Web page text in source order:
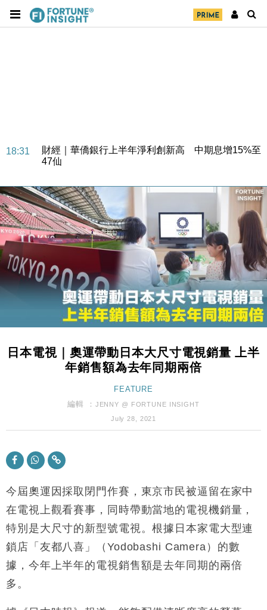
18:31
財經｜華僑銀行上半年淨利創新高 中期息增15%至
47仙
及消費表現
16:47
本地｜假冒內地執法人員要求交「保證金」 43歲女子
損失近6900萬元
16:05
財經｜日經失守6.5萬點後回穩 全周仍升近2%
15:47
財經｜恒隆10月換帥 玩具「反」斗城亞洲CEO蔡德
粦接任
財經｜韓股反覆波動收跌 連挫7周創逾3年最長跌勢
13:44
財經｜內地7月美元計價出口增近24%勝預期 貿易順
12:44
財經｜日本春季三度入市撐日圓 4月單日斥6.28萬億
日圓干預創新高
國際｜特朗普料美伊戰事快結束 承認部分彈藥庫存緊
財經｜SA售股自救後再出手 斥4億美元押注未上市公
司
18:31
47仙
及消費表現
16:47
本地｜假冒內地執法人員要求交「保證金」 43歲女子
15:47
財經｜恒隆10月換帥 玩具「反」斗城亞洲CEO蔡德
日本電視｜奧運帶動日本大尺寸電視銷量 上半
年銷售額為去年同期兩倍
FEATURE
編輯 ： JENNY @ FORTUNE INSIGHT
July 28, 2021
今屆奧運因採取閉門作賽，東京市民被逼留在家中
在電視上觀看賽事，同時帶動當地的電視機銷量，
特別是大尺寸的新型號電視。根據日本家電大型連
鎖店「友都八喜」（Yodobashi Camera）的數
據，今年上半年的電視銷售額是去年同期的兩倍
多。